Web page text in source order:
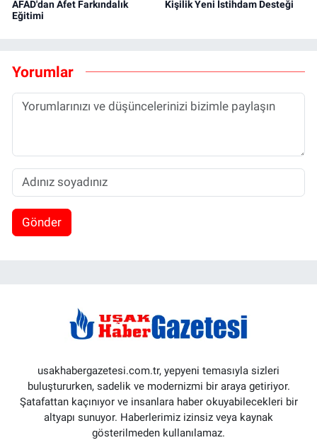
AFAD'dan Afet Farkındalık
Eğitimi
Kişilik Yeni İstihdam Desteği
Yorumlar
Gönder
usakhabergazetesi.com.tr, yepyeni temasıyla sizleri
buluştururken, sadelik ve modernizmi bir araya getiriyor.
Şatafattan kaçınıyor ve insanlara haber okuyabilecekleri bir
altyapı sunuyor. Haberlerimiz izinsiz veya kaynak
gösterilmeden kullanılamaz.